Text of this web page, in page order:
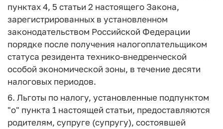
пунктах 4, 5 статьи 2 настоящего Закона,
зарегистрированных в установленном
законодательством Российской Федерации
порядке после получения налогоплательщиком
статуса резидента технико-внедренческой
особой экономической зоны, в течение десяти
налоговых периодов.
6. Льготы по налогу, установленные подпунктом
"о" пункта 1 настоящей статьи, предоставляются
родителям, супруге (супругу), состоявшей